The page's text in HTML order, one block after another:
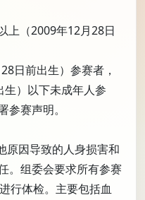
上（2009年12月28日
日前出生）参赛者，
）以下未成年人参
赛声明。
原因导致的人身损害和
。组委会要求所有参赛
行体检。主要包括血